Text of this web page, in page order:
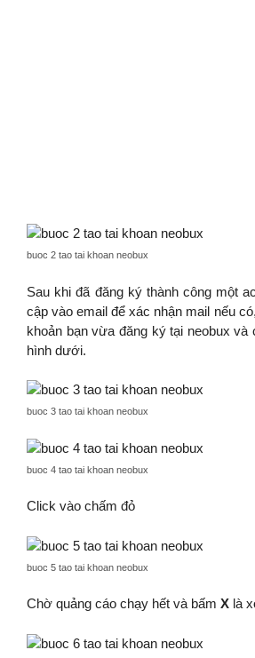
buoc 2 tao tai khoan neobux
Sau khi đã đăng ký thành công một
cập vào email để xác nhận mail nếu
khoản bạn vừa đăng ký tại neobux và
hình dưới.
buoc 3 tao tai khoan neobux
buoc 4 tao tai khoan neobux
Click vào chấm đỏ
buoc 5 tao tai khoan neobux
Chờ quảng cáo chạy hết và bấm X là